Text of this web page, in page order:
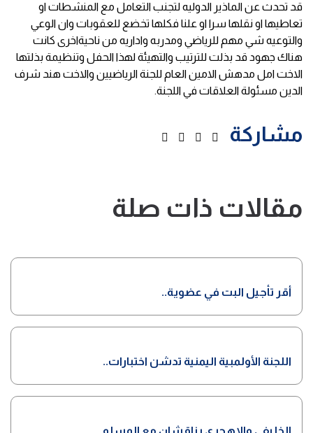
قد تحدث عن الماذير الدوليه لتجنب التعامل مع المنشطات او
تعاطيها او نقلها سرا او علنا فكلها تخضع للعقوبات وان الوعي
والتوعيه شي مهم للرياضي ومدربه واداريه من ناحيةاخرى كانت
هناك جهود قد بذلت للترتيب والتهيئة لهذا الحفل وتنظيمة بذلتها
الاخت امل مدهش الامين العام للجنة الرياضيين والاخت هند شرف
الدين مسئولة العلاقات في اللجنة.
مشاركة
مقالات ذات صلة
أقر تأجيل البت في عضوية..
اللجنة الأولمبية اليمنية تدشن اختبارات..